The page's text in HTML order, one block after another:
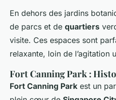
En dehors des jardins
de parcs et de quartiers
visite. Ces espaces sont
relaxante, loin de l’agitation
Fort Canning Park :
Fort Canning Park est un